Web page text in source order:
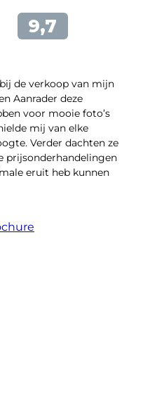
de verkoop van mijn
Aanrader deze
voor mooie foto’s
mij van elke
Verder dachten ze
prijsonderhandelingen
eruit heb kunnen